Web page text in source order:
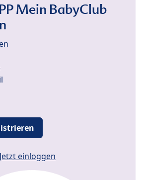
Mein BabyClub
Jetzt einloggen